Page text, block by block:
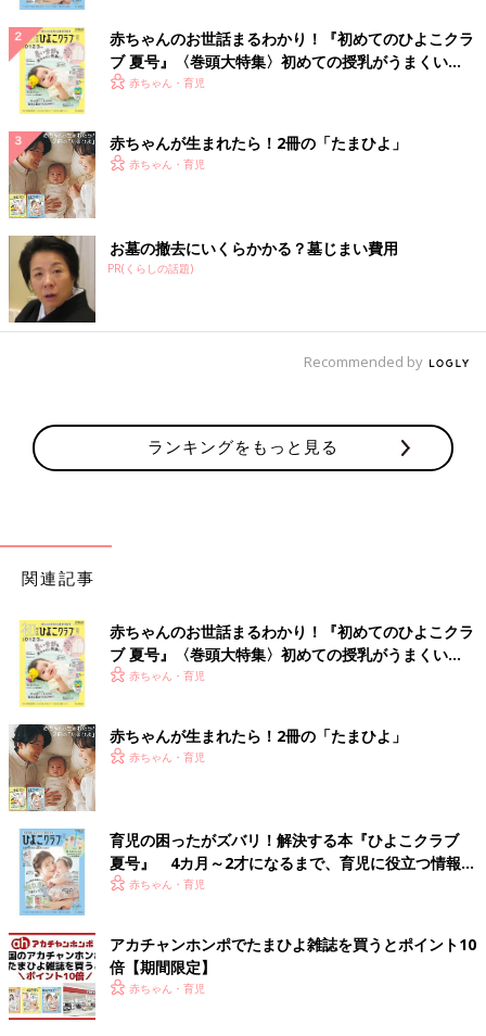
赤ちゃんのお世話まるわかり！『初めてのひよこクラ
ブ 夏号』〈巻頭大特集〉初めての授乳がうまくい
く！ おっぱい・ミルクの基本と夏のトラブル 解決テ
赤ちゃん・育児
赤ちゃんが生まれたら！2冊の「たまひよ」
赤ちゃん・育児
お墓の撤去にいくらかかる？墓じまい費用
PR(くらしの話題)
Recommended by
ランキングをもっと見る
関連記事
赤ちゃんのお世話まるわかり！『初めてのひよこクラ
ブ 夏号』〈巻頭大特集〉初めての授乳がうまくい
く！ おっぱい・ミルクの基本と夏のトラブル 解決テ
赤ちゃん・育児
赤ちゃんが生まれたら！2冊の「たまひよ」
赤ちゃん・育児
育児の困ったがズバリ！解決する本『ひよこクラブ
夏号』 4カ月～2才になるまで、育児に役立つ情報が
いっぱい！
赤ちゃん・育児
アカチャンホンポでたまひよ雑誌を買うとポイント10
倍【期間限定】
赤ちゃん・育児